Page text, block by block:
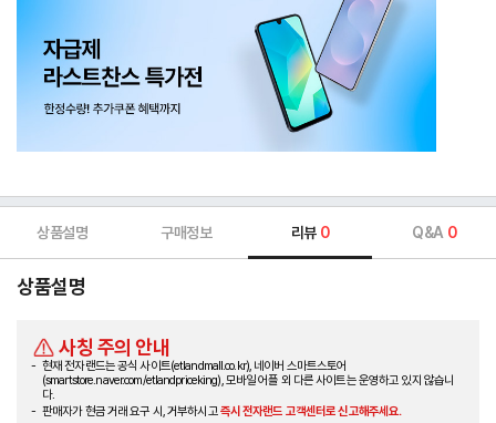
상품설명 구매정보 리뷰 0 Q&A 0
상품설명
사칭 주의 안내
현재 전자랜드는 공식 사이트(etlandmall.co.kr), 네이버 스마트스토어
(smartstore.naver.com/etlandpriceking), 모바일 어플 외 다른 사이트는 운영하고 있지 않습니
다.
판매자가 현금 거래 요구 시, 거부하시고즉시 전자랜드 고객센터로 신고해주세요.